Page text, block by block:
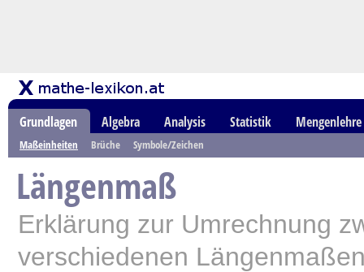
Grundlagen Algebra Analysis Statistik Mengenlehre
Maßeinheiten Brüche Symbole/Zeichen
Längenmaß
Erklärung zur Umrechnung
verschiedenen